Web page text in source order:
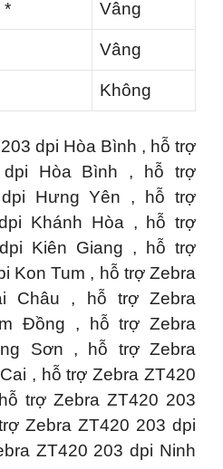
* Vâng
Vâng
Không
dpi Hòa Bình , hỗ trợ
dpi Hòa Bình , hỗ trợ
Hưng Yên , hỗ trợ
Khánh Hòa , hỗ trợ
Kiên Giang , hỗ trợ
Kon Tum , hỗ trợ Zebra
Châu , hỗ trợ Zebra
Đồng , hỗ trợ Zebra
Sơn , hỗ trợ Zebra
, hỗ trợ Zebra ZT420
trợ Zebra ZT420 203
Zebra ZT420 203 dpi
ZT420 203 dpi Ninh